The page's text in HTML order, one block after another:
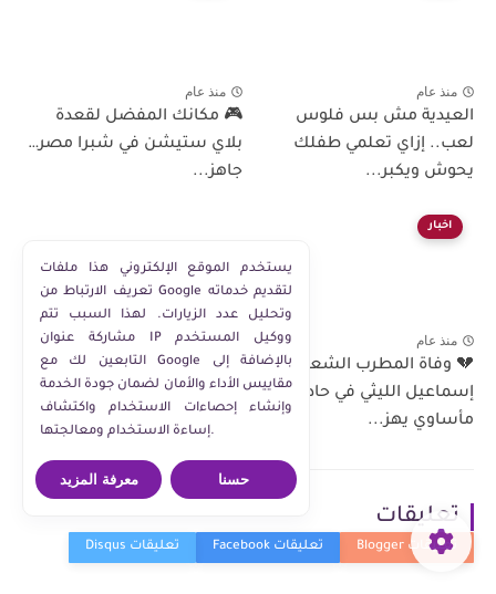
منذ عام
العيدية مش بس فلوس
لعب.. إزاي تعلمي طفلك
يحوش ويكبر...
منذ عام
🎮 مكانك المفضل لقعدة
بلاي ستيشن في شبرا مصر…
جاهز...
اخبار
منذ عام
💔 وفاة المطرب الشعبي
إسماعيل الليثي في حادث
مأساوي يهز...
تعليقات
يستخدم الموقع الإلكتروني هذا ملفات
تعريف الارتباط من Google لتقديم خدماته
وتحليل عدد الزيارات. لهذا السبب تتم
مشاركة عنوان IP ووكيل المستخدم
التابعين لك مع Google بالإضافة إلى
مقاييس الأداء والأمان لضمان جودة الخدمة
وإنشاء إحصاءات الاستخدام واكتشاف
إساءة الاستخدام ومعالجتها.
معرفة المزيد حسنا